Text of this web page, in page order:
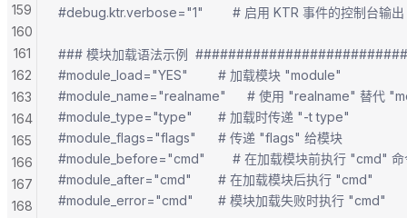
#debug.ktr.verbose="1"		# 启用 KTR 事件的控制台输出
### 模块加载语法示例  ##########################
#module_load="YES"		# 加载模块 "module"
#module_name="realname"		# 使用 "realname"
#module_type="type"		# 加载时传递 "-t type"
#module_flags="flags"		# 传递 "flags" 给模块
#module_before="cmd"		# 在加载模块前执行 "cmd"
#module_after="cmd"		# 在加载模块后执行 "cmd"
#module_error="cmd"		# 模块加载失败时执行 "cmd"
159
160
161
162
163
164
165
166
167
168